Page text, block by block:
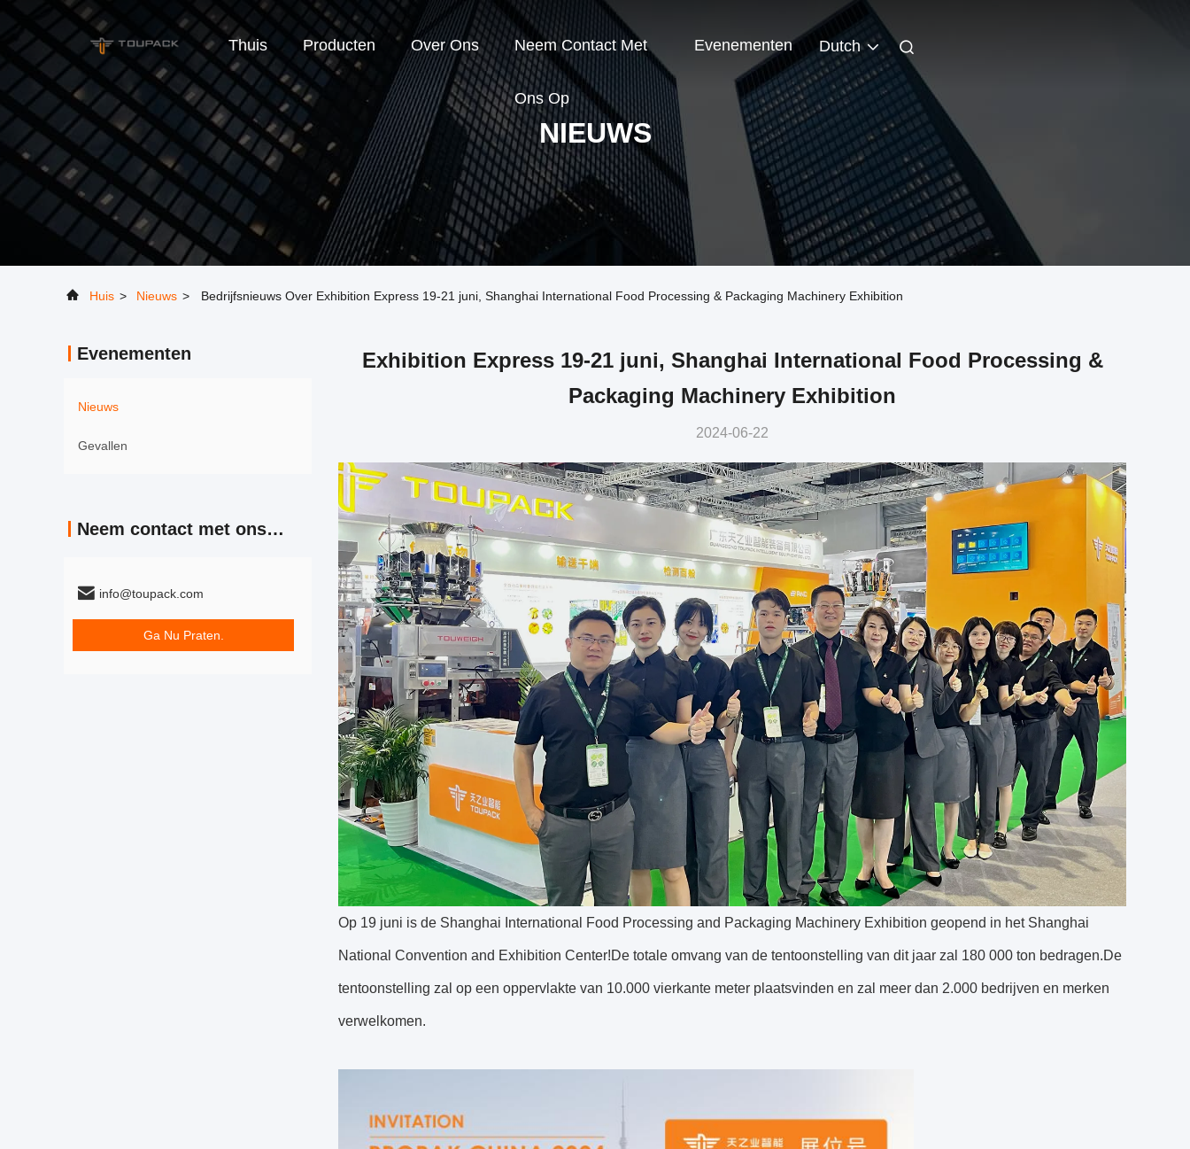
Thuis Producten Over Ons Neem Contact Met
Ons Op
Evenementen Dutch
NIEUWS
Huis > Nieuws > Bedrijfsnieuws Over Exhibition Express 19-21 juni, Shanghai International Food Processing & Packaging Machinery Exhibition
Evenementen
Nieuws
Gevallen
Neem contact met ons op
info@toupack.com
Ga Nu Praten.
Exhibition Express 19-21 juni, Shanghai International Food Processing &
Packaging Machinery Exhibition
2024-06-22
Op 19 juni is de Shanghai International Food Processing and Packaging Machinery Exhibition geopend in het Shanghai
National Convention and Exhibition Center!De totale omvang van de tentoonstelling van dit jaar zal 180 000 ton bedragen.De
tentoonstelling zal op een oppervlakte van 10.000 vierkante meter plaatsvinden en zal meer dan 2.000 bedrijven en merken
verwelkomen.